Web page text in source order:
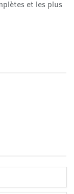
et les plus